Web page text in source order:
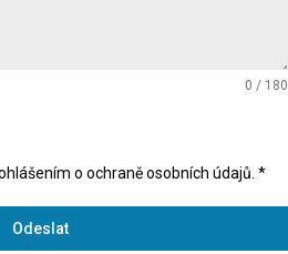
0 / 180
o ochraně osobních údajů. *
Odeslat